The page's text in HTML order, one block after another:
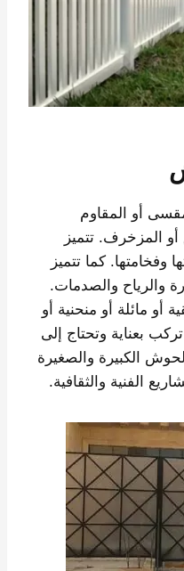
أو المقاوم
المزخرف. تتميز
وفخامتها. كما تتميز
والرياح والصدمات.
أو مائلة أو منحنية أو
بعناية وتحتاج إلى
الكبيرة والصغيرة
الفنية والثقافية.